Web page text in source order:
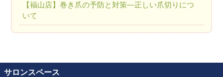
【福山店】巻き爪の予防と対策—正しい爪切りにつ
いて
サロンスペース